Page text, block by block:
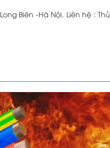
Biên -Hà Nội. Liên hệ : Thủ